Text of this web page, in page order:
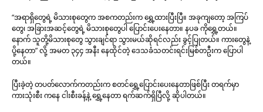
“အရာရှိတွေရဲ့ မိသားစုတွေက အစကတည်းက ရွှေ့ထားပြီးပြီ။ အခုကျတော့ အကြပ်
တွေ၊ အခြားအဆင့်တွေရဲ့ မိသားစုတွေပါ ပြောင်းပေးနေတာ။ နပခ ကိုရွှေ့တယ်။
နောက် သူတို့မိသားစုတွေ သွားချင်ရာ သွားမယ်ဆိုရင်လည်း ခွင့်ပြုတယ်။ ကားတွေနဲ့
ပို့နေတာ” လို့ အမတ ၃၄၄ အနီး နေထိုင်တဲ့ ဒေသခံသတင်းရင်းမြစ်တဦးက ပြောပါ
တယ်။
ပြီးခဲ့တဲ့ တပတ်လောက်ကတည်းက စတင်ရွှေ့ပြောင်းပေးနေတာဖြစ်ပြီး တရက်မှာ
ကားသုံးစီး ကနေ ငါးစီးခန့်နဲ့ ရွှေ့နေတာ ရက်ဆက်ရှိပြီလို့ ဆိုပါတယ်။